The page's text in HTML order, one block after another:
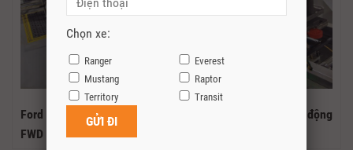
Ford đầu tư 350 triệu USD để phát triển công nghệ dẫn động
FWD mới
Chọn xe:
Ranger
Everest
Mustang
Raptor
Territory
Transit